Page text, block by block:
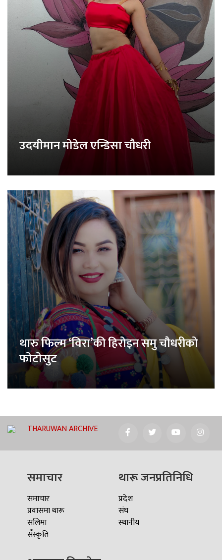
उदयीमान मोडेल एन्डिसा चौधरी
थारु फिल्म ‘विरा’की हिरोइन समु चौधरीको
फोटोसुट
THARUWAN ARCHIVE
समाचार
समाचार
प्रवासमा थारू
सलिमा
सँस्कृति
थारू जनप्रतिनिधि
प्रदेश
संघ
स्थानीय